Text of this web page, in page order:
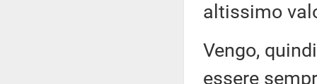
altissimo
Vengo,
essere